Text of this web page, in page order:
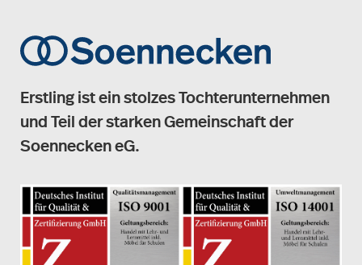
Erstling ist ein stolzes Tochterunternehmen
und Teil der starken Gemeinschaft der
Soennecken eG.